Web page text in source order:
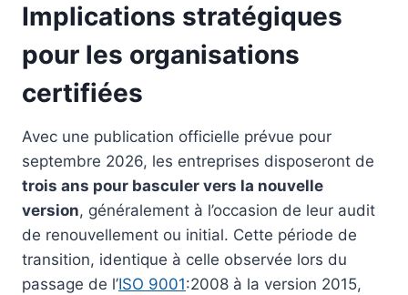
Implications stratégiques
pour les organisations
certifiées
Avec une publication officielle prévue pour
septembre 2026, les entreprises disposeront de
trois ans pour basculer vers la nouvelle
version, généralement à l’occasion de leur audit
de renouvellement ou initial. Cette période de
transition, identique à celle observée lors du
passage de l’ISO 9001:2008 à la version 2015,